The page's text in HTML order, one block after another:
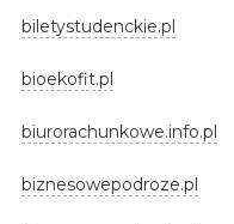
biletystudenckie.pl
bioekofit.pl
biurorachunkowe.info.pl
biznesowepodroze.pl